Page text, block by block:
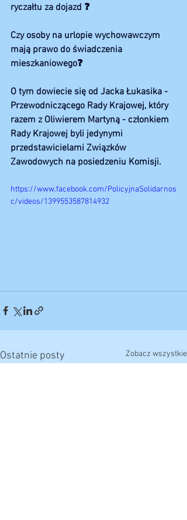
ryczałtu za dojazd ❓️
Czy osoby na urlopie wychowawczym
mają prawo do świadczenia
mieszkaniowego❓️
O tym dowiecie się od Jacka Łukasika -
Przewodniczącego Rady Krajowej, który
razem z Oliwierem Martyną - członkiem
Rady Krajowej byli jedynymi
przedstawicielami Związków
Zawodowych na posiedzeniu Komisji.
https://www.facebook.com/PolicyjnaSolidarnos
c/videos/1399553587814932
Ostatnie posty Zobacz wszystkie